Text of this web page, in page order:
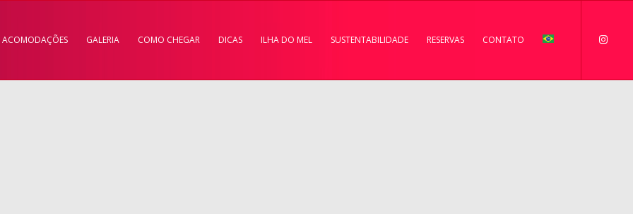
ACOMODAÇÕES GALERIA COMO CHEGAR DICAS ILHA DO MEL SUSTENTABILIDADE RESERVAS CONTATO